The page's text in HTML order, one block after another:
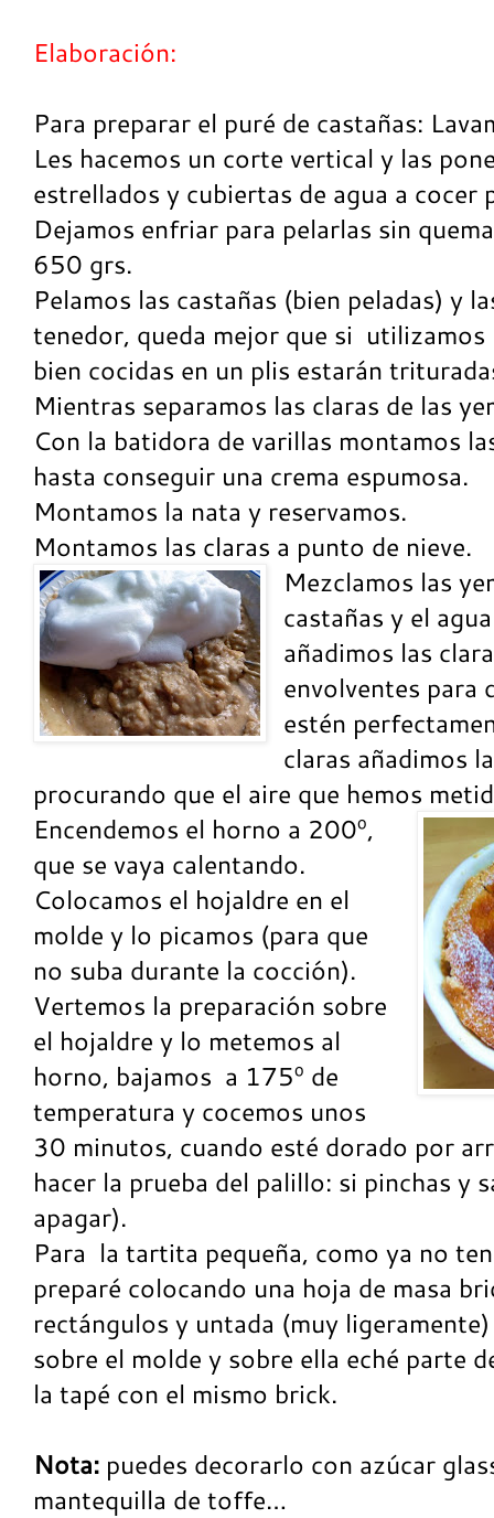
Elaboración:
Para preparar el puré de castañas:
Les hacemos un corte vertical y las
estrellados y cubiertas de agua a
Dejamos enfriar para pelarlas sin
650 grs.
Pelamos las castañas (bien peladas) y
tenedor, queda mejor que si
bien cocidas en un plis estarán
Mientras separamos las claras de las
Con la batidora de varillas montamos
hasta conseguir una crema espumosa.
Montamos la nata y reservamos.
Montamos las claras a punto de nieve.
Mezclamos las
castañas y el
añadimos las
envolventes para
estén
claras añadimos
procurando que el aire que hemos
Encendemos el horno a 200º,
que se vaya calentando.
Colocamos el hojaldre en el
molde y lo picamos (para que
no suba durante la cocción).
Vertemos la preparación sobre
el hojaldre y lo metemos al
horno, bajamos a 175º de
temperatura y cocemos unos
30 minutos, cuando esté dorado por
hacer la prueba del palillo: si pinchas y
apagar).
Para la tartita pequeña, como ya no
preparé colocando una hoja de masa
rectángulos y untada (muy
sobre el molde y sobre ella eché parte
la tapé con el mismo brick.
Nota: puedes decorarlo con azúcar
mantequilla de toffe…